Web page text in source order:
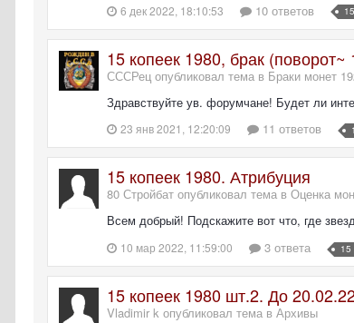
6 дек 2022, 18:10:53 10 ответов
15 копеек 1980, брак
СССРец опубликовал тема в Браки монет
Здравствуйте ув. форумчане! Будет ли
23 янв 2021, 12:20:09 11 ответов
15 копеек 1980. Атрибуция
80 Стройбат опубликовал тема в Оценка
Всем добрый! Подскажите вот что, где
10 мар 2022, 11:59:00 3 ответа 15
15 копеек 1980 шт.2. До
Vladimir k опубликовал тема в Архивы